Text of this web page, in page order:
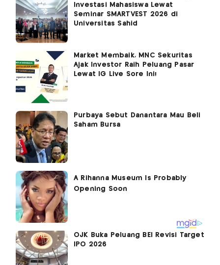
Investasi Mahasiswa Lewat
Seminar SMARTVEST 2026 di
Universitas Sahid
Market Membaik, MNC Sekuritas
Ajak Investor Raih Peluang Pasar
Lewat IG Live Sore Ini!
Purbaya Sebut Danantara Mau Beli
Saham Bursa
OJK Buka Peluang BEI Revisi Target
IPO 2026